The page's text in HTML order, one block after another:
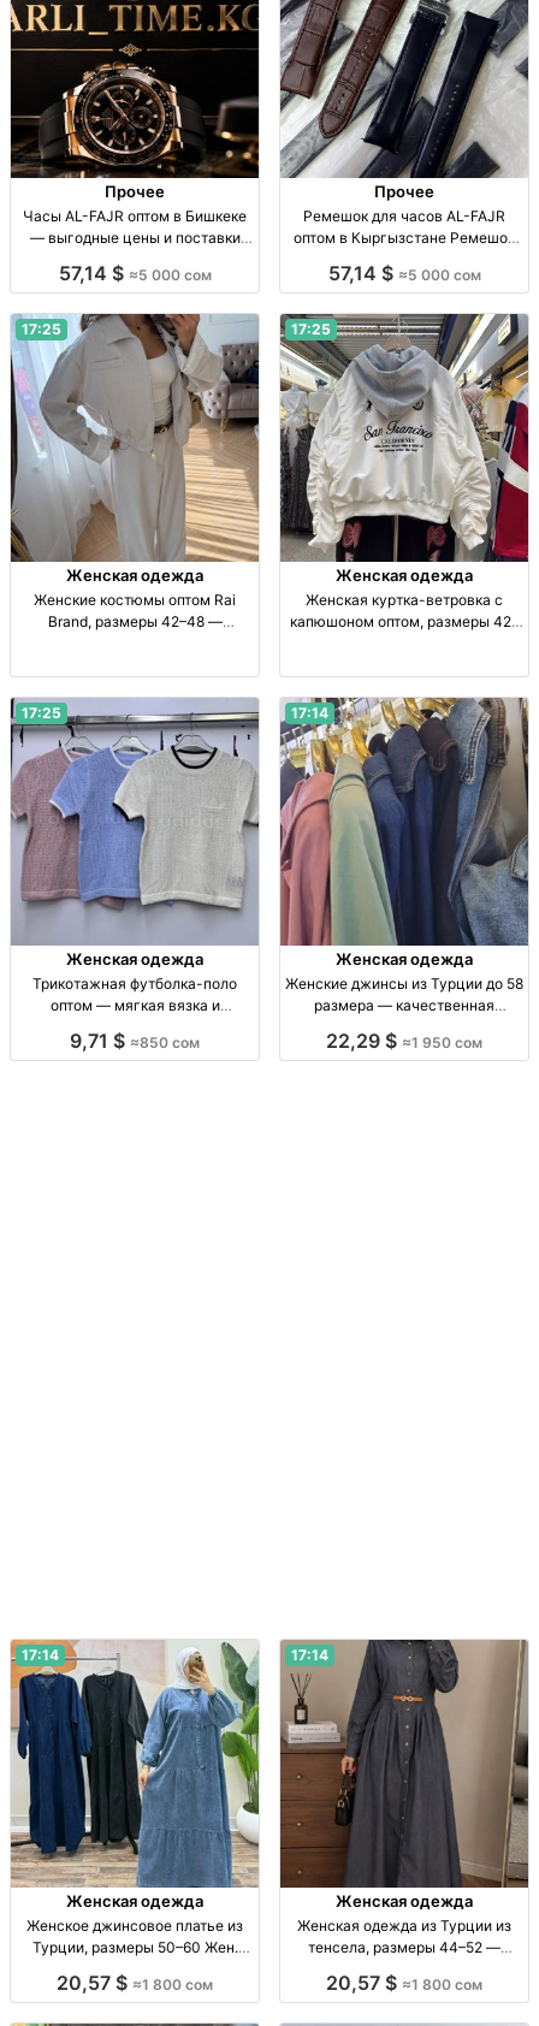
Прочее
Часы AL-FAJR оптом в Бишкеке
— выгодные цены и поставки
цены, поставки по КР и СНГ
57,14 $ ≈5 000 сом
Прочее
Ремешок для часов AL-FAJR
оптом в Кыргызстане Ремешок
наличии, отправка по КР и СНГ,
57,14 $ ≈5 000 сом
17:25
Женская одежда
Женские костюмы оптом Rai
Brand, размеры 42–48 —
17:25
Женская одежда
Женская куртка-ветровка с
капюшоном оптом, размеры 42–
17:25
Женская одежда
Трикотажная футболка-поло
оптом — мягкая вязка и
Трикотажная футболка-поло,
9,71 $ ≈850 сом
17:14
Женская одежда
Женские джинсы из Турции до 58
размера — качественная
Турция, р-р до 58, качеств.
22,29 $ ≈1 950 сом
17:14
Женская одежда
Женское джинсовое платье из
Турции, размеры 50–60 Жен.
60, дл. 140 см, цена 1800 сом
20,57 $ ≈1 800 сом
17:14
Женская одежда
Женская одежда из Турции из
тенсела, размеры 44–52 —
Турция, тенсел, р-р 44–52, 1800
20,57 $ ≈1 800 сом